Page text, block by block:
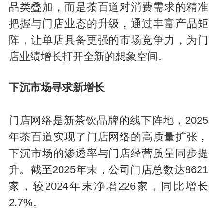
品类叠加，而是茶百道对消费需求的精准
把握与门店业态的升级，通过丰富产品矩
阵，让单店具备更强的市场竞争力，为门
店业绩增长打开全新的想象空间。
下沉市场寻求新增长
门店网络是新茶饮品牌的线下阵地，2025
年茶百道实现了门店网络的高质量扩张，
下沉市场的渗透率与门店经营质量同步提
升。截至2025年末，公司门店总数达8621
家，较2024年末净增226家，同比增长
2.7%。